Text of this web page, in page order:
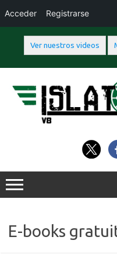
Ver nuestros videos
contenido
E-books
Acceder Registrarse